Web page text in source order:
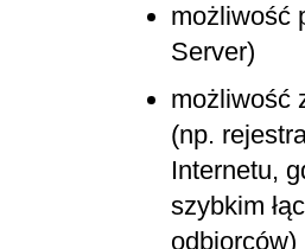
możliwość
Server)
możliwość
(np.
Internetu,
szybkim
odbiorców)